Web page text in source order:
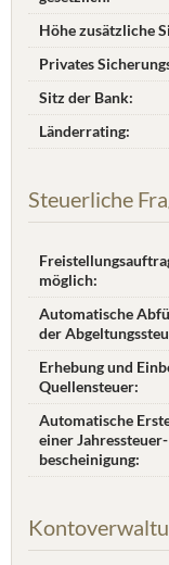
Höhe zusätzliche
Privates
Sitz der Bank:
Länderrating:
Steuerliche
möglich:
Automatische
der
Erhebung und
Quellensteuer:
Automatische
einer Jahres­steuer­
bescheinigung: